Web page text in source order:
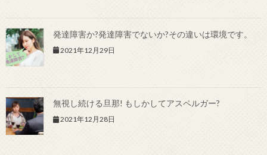
発達障害か?発達障害でないか?その違いは環境です。
2021年12月29日
無視し続ける旦那! もしかしてアスペルガー?
2021年12月28日